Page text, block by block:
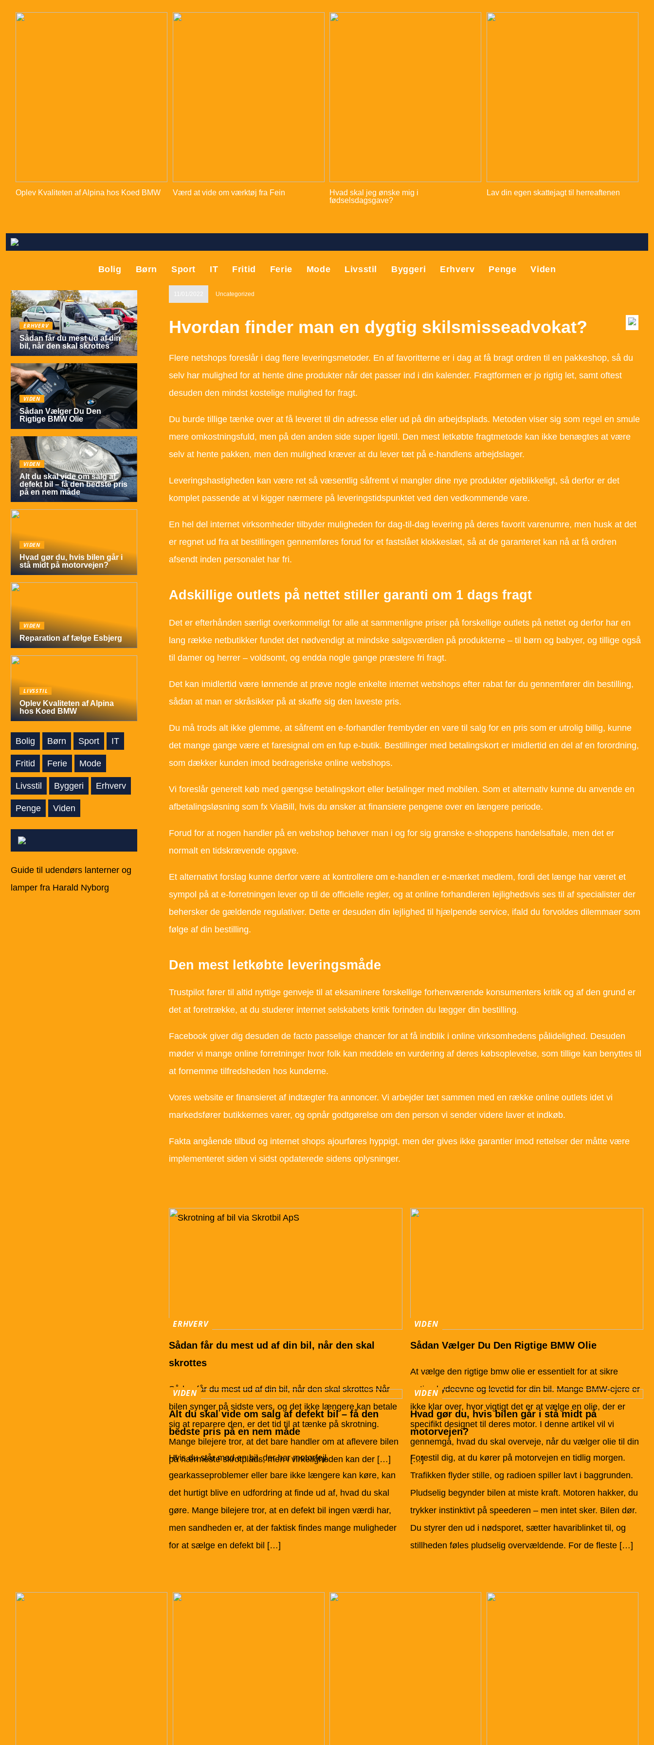
Oplev Kvaliteten af Alpina hos Koed BMW Værd at vide om værktøj fra Fein
Hvad skal jeg ønske mig i
fødselsdagsgave?
Lav din egen skattejagt til herreaftenen
Bolig Børn Sport IT Fritid Ferie Mode Livsstil Byggeri Erhverv Penge Viden
11/01/2022 Uncategorized
Hvordan finder man en dygtig skilsmisseadvokat?
Flere netshops foreslår i dag flere leveringsmetoder. En af favoritterne er i dag at få bragt ordren til en pakkeshop, så du
selv har mulighed for at hente dine produkter når det passer ind i din kalender. Fragtformen er jo rigtig let, samt oftest
desuden den mindst kostelige mulighed for fragt.
Du burde tillige tænke over at få leveret til din adresse eller ud på din arbejdsplads. Metoden viser sig som regel en smule
mere omkostningsfuld, men på den anden side super ligetil. Den mest letkøbte fragtmetode kan ikke benægtes at være
selv at hente pakken, men den mulighed kræver at du lever tæt på e-handlens arbejdslager.
Leveringshastigheden kan være ret så væsentlig såfremt vi mangler dine nye produkter øjeblikkeligt, så derfor er det
komplet passende at vi kigger nærmere på leveringstidspunktet ved den vedkommende vare.
En hel del internet virksomheder tilbyder muligheden for dag-til-dag levering på deres favorit varenumre, men husk at det
er regnet ud fra at bestillingen gennemføres forud for et fastslået klokkeslæt, så at de garanteret kan nå at få ordren
afsendt inden personalet har fri.
Adskillige outlets på nettet stiller garanti om 1 dags fragt
Det er efterhånden særligt overkommeligt for alle at sammenligne priser på forskellige outlets på nettet og derfor har en
lang række netbutikker fundet det nødvendigt at mindske salgsværdien på produkterne – til børn og babyer, og tillige også
til damer og herrer – voldsomt, og endda nogle gange præstere fri fragt.
Det kan imidlertid være lønnende at prøve nogle enkelte internet webshops efter rabat før du gennemfører din bestilling,
sådan at man er skråsikker på at skaffe sig den laveste pris.
Du må trods alt ikke glemme, at såfremt en e-forhandler frembyder en vare til salg for en pris som er utrolig billig, kunne
det mange gange være et faresignal om en fup e-butik. Bestillinger med betalingskort er imidlertid en del af en forordning,
som dækker kunden imod bedrageriske online webshops.
Vi foreslår generelt køb med gængse betalingskort eller betalinger med mobilen. Som et alternativ kunne du anvende en
afbetalingsløsning som fx ViaBill, hvis du ønsker at finansiere pengene over en længere periode.
Forud for at nogen handler på en webshop behøver man i og for sig granske e-shoppens handelsaftale, men det er
normalt en tidskrævende opgave.
Et alternativt forslag kunne derfor være at kontrollere om e-handlen er e-mærket medlem, fordi det længe har været et
sympol på at e-forretningen lever op til de officielle regler, og at online forhandleren lejlighedsvis ses til af specialister der
behersker de gældende regulativer. Dette er desuden din lejlighed til hjælpende service, ifald du forvoldes dilemmaer som
følge af din bestilling.
Den mest letkøbte leveringsmåde
Trustpilot fører til altid nyttige genveje til at eksaminere forskellige forhenværende konsumenters kritik og af den grund er
det at foretrække, at du studerer internet selskabets kritik forinden du lægger din bestilling.
Facebook giver dig desuden de facto passelige chancer for at få indblik i online virksomhedens pålidelighed. Desuden
møder vi mange online forretninger hvor folk kan meddele en vurdering af deres købsoplevelse, som tillige kan benyttes til
at fornemme tilfredsheden hos kunderne.
Vores website er finansieret af indtægter fra annoncer. Vi arbejder tæt sammen med en række online outlets idet vi
markedsfører butikkernes varer, og opnår godtgørelse om den person vi sender videre laver et indkøb.
Fakta angående tilbud og internet shops ajourføres hyppigt, men der gives ikke garantier imod rettelser der måtte være
implementeret siden vi sidst opdaterede sidens oplysninger.
ERHVERV
Sådan får du mest ud af din bil, når den skal
skrottes
Sådan får du mest ud af din bil, når den skal skrottes Når
bilen synger på sidste vers, og det ikke længere kan betale
sig at reparere den, er det tid til at tænke på skrotning.
Mange bilejere tror, at det bare handler om at aflevere bilen
på nærmeste skrotplads, men i virkeligheden kan der […]
VIDEN
Sådan Vælger Du Den Rigtige BMW Olie
At vælge den rigtige bmw olie er essentielt for at sikre
optimal ydeevne og levetid for din bil. Mange BMW-ejere er
ikke klar over, hvor vigtigt det er at vælge en olie, der er
specifikt designet til deres motor. I denne artikel vil vi
gennemgå, hvad du skal overveje, når du vælger olie til din
[…]
VIDEN
Alt du skal vide om salg af defekt bil – få den
bedste pris på en nem måde
Hvis du står med en bil, der har motorfejl,
gearkasseproblemer eller bare ikke længere kan køre, kan
det hurtigt blive en udfordring at finde ud af, hvad du skal
gøre. Mange bilejere tror, at en defekt bil ingen værdi har,
men sandheden er, at der faktisk findes mange muligheder
for at sælge en defekt bil […]
VIDEN
Hvad gør du, hvis bilen går i stå midt på
motorvejen?
Forestil dig, at du kører på motorvejen en tidlig morgen.
Trafikken flyder stille, og radioen spiller lavt i baggrunden.
Pludselig begynder bilen at miste kraft. Motoren hakker, du
trykker instinktivt på speederen – men intet sker. Bilen dør.
Du styrer den ud i nødsporet, sætter havariblinket til, og
stillheden føles pludselig overvældende. For de fleste […]
ERHVERV
Sådan får du mest ud af din
bil, når den skal skrottes
VIDEN
Sådan Vælger Du Den
Rigtige BMW Olie
VIDEN
Alt du skal vide om salg af
defekt bil – få den bedste pris
på en nem måde
VIDEN
Hvad gør du, hvis bilen går i
stå midt på motorvejen?
VIDEN
Reparation af fælge Esbjerg
LIVSSTIL
Oplev Kvaliteten af Alpina
hos Koed BMW
Bolig Børn Sport IT
Fritid Ferie Mode
Livsstil Byggeri Erhverv
Penge Viden
Guide til udendørs lanterner og
lamper fra Harald Nyborg